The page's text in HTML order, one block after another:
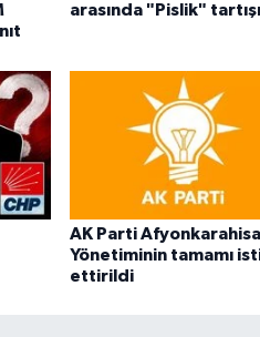
arasında "Pislik"
AK Parti
Yönetiminin tamamı
ettirildi